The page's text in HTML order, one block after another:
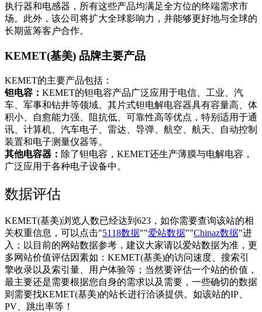
执行器和电感器，所有这些产品均满足全方位的终端需求市
场。此外，该公司将扩大全球影响力，并能够更好地与全球的
长期蓝筹客户合作。
KEMET(基美) 品牌主要产品
KEMET的主要产品包括：
‌钽电容‌： KEMET的钽电容产品广泛应用于电信、工业、汽
车、军事和钻井等领域。其片式钽电解电容器具有容量高、体
积小、自愈能力强、阻抗低、可靠性高等优点，特别适用于通
讯、计算机、汽车电子、雷达、导弹、航空、航天、自动控制
装置和电子测量仪器等。
‌其他电容器‌： 除了钽电容，KEMET还生产薄膜与电解电容，
广泛应用于各种电子设备中。
数据评估
KEMET(基美)浏览人数已经达到623，如你需要查询该站的相
关权重信息，可以点击"5118数据""爱站数据""Chinaz数据"进
入；以目前的网站数据参考，建议大家请以爱站数据为准，更
多网站价值评估因素如：KEMET(基美)的访问速度、搜索引
擎收录以及索引量、用户体验等；当然要评估一个站的价值，
最主要还是需要根据您自身的需求以及需要，一些确切的数据
则需要找KEMET(基美)的站长进行洽谈提供。如该站的IP、
PV、跳出率等！